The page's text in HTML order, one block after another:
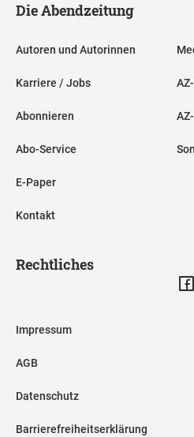
Die Abendzeitung
Autoren und Autorinnen
Karriere / Jobs
Abonnieren
Abo-Service
E-Paper
Kontakt
Rechtliches
Impressum
AGB
Datenschutz
Barrierefreiheitserklärung